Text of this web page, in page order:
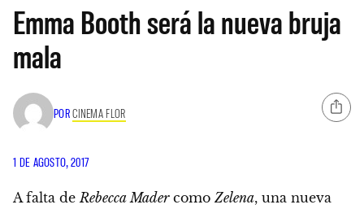
Emma Booth será la nueva bruja
mala
PORCINEMA FLOR
1 DE AGOSTO, 2017
A falta de Rebecca Madercomo Zelena, una nueva